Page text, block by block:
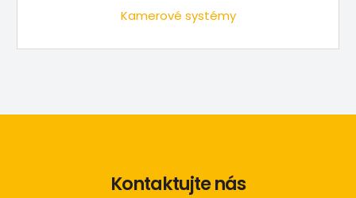
Kamerové systémy​
Kontaktujte nás